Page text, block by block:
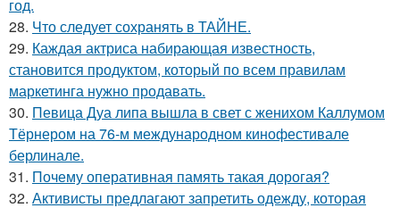
год.
28. Что следует сохранять в ТАЙНЕ.
29. Каждая актриса набирающая известность,
становится продуктом, который по всем правилам
маркетинга нужно продавать.
30. Певица Дуа липа вышла в свет с женихом Каллумом
Тёрнером на 76-м международном кинофестивале
берлинале.
31. Почему оперативная память такая дорогая?
32. Активисты предлагают запретить одежду, которая